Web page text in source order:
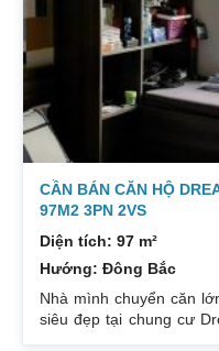
CẦN BÁN CĂN HỘ
97M2 3PN 2VS
Diện tích: 97 m²
Hướng: Đông Bắc
Nhà mình chuyển căn
siêu đẹp tại chung cư